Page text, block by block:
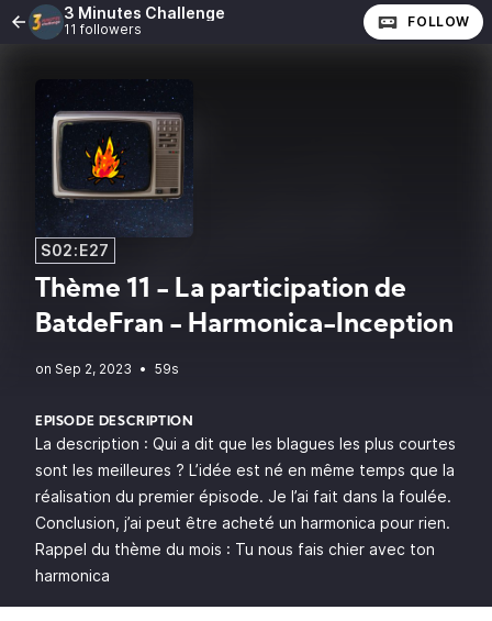
3 Minutes Challenge
11 followers FOLLOW
S02:E27
Thème 11 - La participation de
BatdeFran - Harmonica-Inception
• 59s
EPISODE DESCRIPTION
La description : Qui a dit que les blagues les plus courtes
sont les meilleures ? L’idée est né en même temps que la
réalisation du premier épisode. Je l’ai fait dans la foulée.
Conclusion, j’ai peut être acheté un harmonica pour rien.
Rappel du thème du mois : Tu nous fais chier avec ton
harmonica